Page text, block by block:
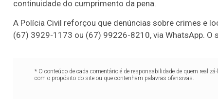
continuidade do cumprimento da pena.
A Polícia Civil reforçou que denúncias sobre crimes e
(67) 3929-1173 ou (67) 99226-8210, via WhatsApp. O
* O conteúdo de cada comentário é de responsabilidade de quem
com o propósito do site ou que contenham palavras ofensivas.